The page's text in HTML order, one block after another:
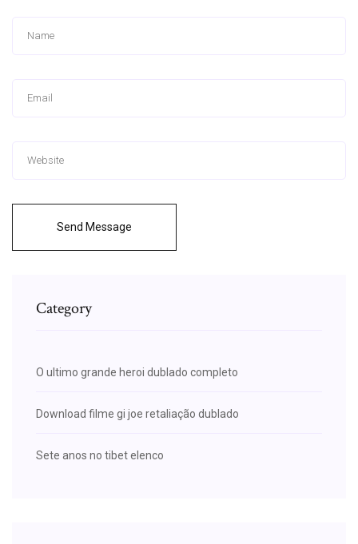
Send Message
Category
O ultimo grande heroi dublado completo
Download filme gi joe retaliação dublado
Sete anos no tibet elenco